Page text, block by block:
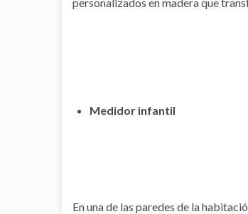
Medidor infantil
En una de las paredes de la